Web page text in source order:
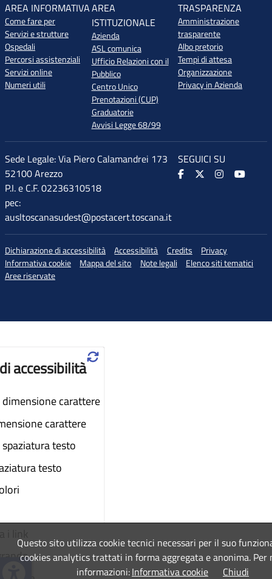
AREA INFORMATIVA
Come fare per
Servizi e strutture
Ospedali
Percorsi assistenziali
Servizi online
Numeri utili
AREA
ISTITUZIONALE
Azienda
ASL comunica
Ufficio Relazioni con il
Pubblico
Centro Unico
Prenotazioni (CUP)
Graduatorie
Avvisi Legge 68/99
TRASPARENZA
Amministrazione
trasparente
Albo pretorio
Tempi di attesa
Organizzazione
Privacy in Azienda
Sede Legale: Via Piero Calamandrei 173
52100 Arezzo
P.I. e C.F. 02236310518
pec:
ausltoscanasudest@postacert.toscana.it
SEGUICI SU
Dichiarazione di accessibilità Accessibilità Credits
Privacy
Informativa cookie
Mappa del sito Note legali
Elenco siti tematici
Aree riservate
Questo sito utilizza cookie tecnici necessari per il suo
cookies analytics trattati in forma aggregata e anonima. Per
informazioni:Informativa cookie Chiudi
accessibilità
carattere
carattere
testo
testo